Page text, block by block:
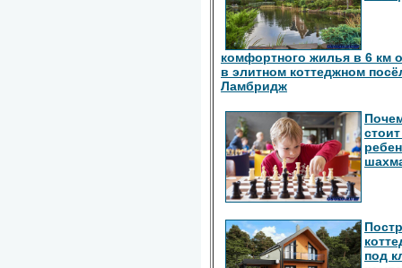
комфортного жилья в 6 км
в элитном коттеджном
Ламбридж
под